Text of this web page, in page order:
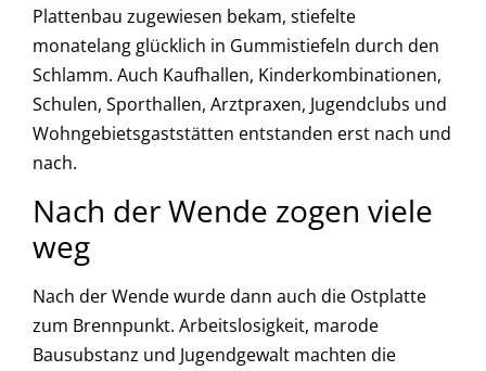
Plattenbau zugewiesen bekam, stiefelte
monatelang glücklich in Gummistiefeln durch den
Schlamm. Auch Kaufhallen, Kinderkombinationen,
Schulen, Sporthallen, Arztpraxen, Jugendclubs und
Wohngebietsgaststätten entstanden erst nach und
nach.
Nach der Wende zogen viele
weg
Nach der Wende wurde dann auch die Ostplatte
zum Brennpunkt. Arbeitslosigkeit, marode
Bausubstanz und Jugendgewalt machten die